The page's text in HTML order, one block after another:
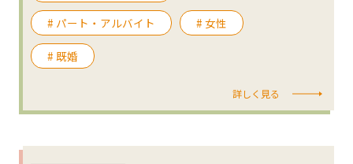
# パート・アルバイト # 女性
# 既婚
詳しく見る